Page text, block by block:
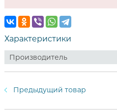
Характеристики
Производитель
Предыдущий товар